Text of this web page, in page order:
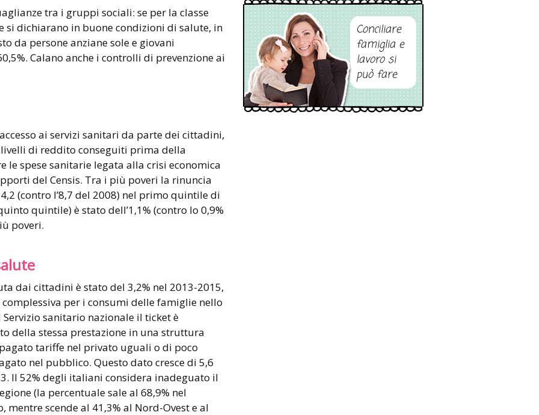
tra i gruppi sociali: se per la classe
dichiarano in buone condizioni di salute, in
da persone anziane sole e giovani
Calano anche i controlli di prevenzione ai
ai servizi sanitari da parte dei cittadini,
di reddito conseguiti prima della
le spese sanitarie legata alla crisi economica
del Censis. Tra i più poveri la rinuncia
(contro l’8,7 del 2008) nel primo quintile di
quintile) è stato dell’1,1% (contro lo 0,9%
poveri.
dai cittadini è stato del 3,2% nel 2013-2015,
per i consumi delle famiglie nello
sanitario nazionale il ticket è
della stessa prestazione in una struttura
tariffe nel privato uguali o di poco
nel pubblico. Questo dato cresce di 5,6
Il 52% degli italiani considera inadeguato il
(la percentuale sale al 68,9% nel
mentre scende al 41,3% al Nord-Ovest e al
Conciliare
famiglia e
lavoro si
può fare